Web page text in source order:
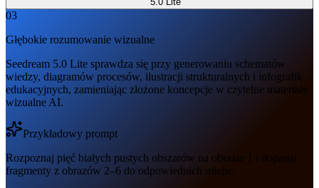
03
Głębokie rozumowanie wizualne
Seedream 5.0 Lite sprawdza się przy generowaniu schematów
wiedzy, diagramów procesów, ilustracji strukturalnych i infografik
edukacyjnych, zamieniając złożone koncepcje w czytelne materiały
wizualne AI.
Przykładowy prompt
Rozpoznaj pięć białych pustych obszarów na obrazie 1 i dopasuj
fragmenty z obrazów 2–6 do odpowiednich miejsc.